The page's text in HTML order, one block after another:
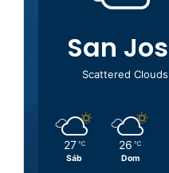
San
Scattered Clouds
27 ℃
Sáb
26 ℃
Dom